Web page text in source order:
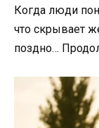
Когда люди
что скрывает
поздно…